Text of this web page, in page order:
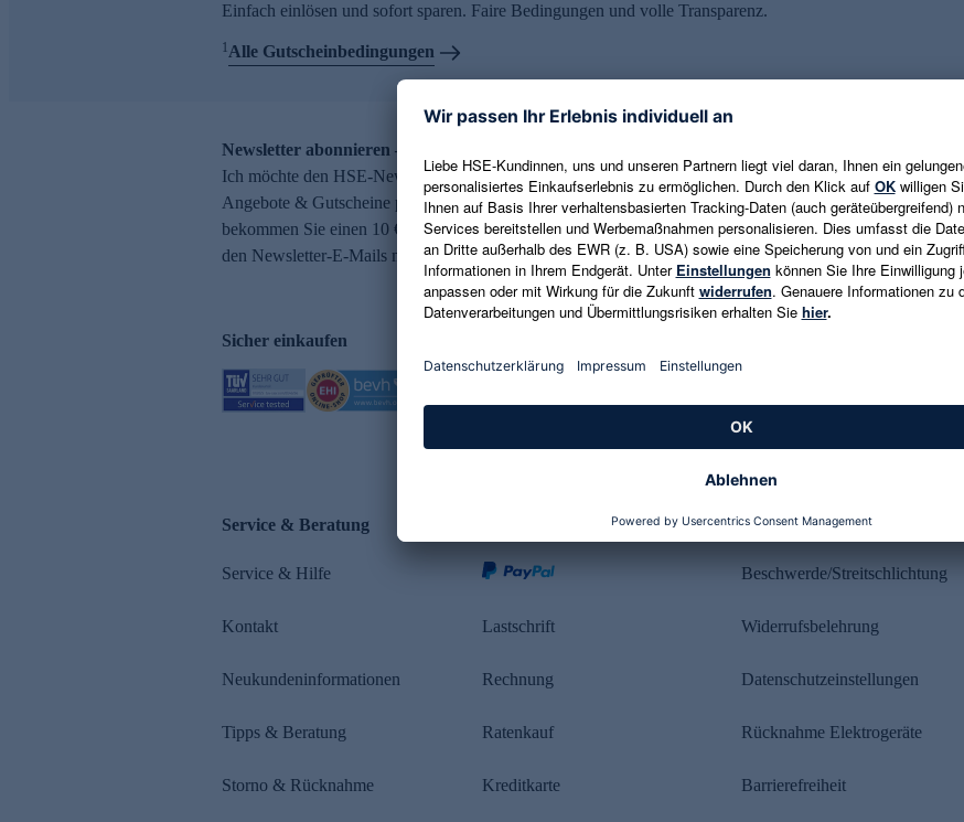
Einfach einlösen und sofort sparen. Faire Bedingungen und volle Transparenz.
1Alle Gutscheinbedingungen
Newsletter abonnieren – 10 € Gutschein erhalten
Ich möchte den HSE-Newsletter abonnieren und aktuelle Trends,
Angebote & Gutscheine per E-Mail erhalten. Als Dankeschön
bekommen Sie einen 10 € Gutschein. Eine Abmeldung ist jederzeit in
den Newsletter-E-Mails möglich.
E-Mail-Adresse eingeben
Es gelten die Datenschutzrichtlinien
Sicher einkaufen
Service & Beratung
Service & Hilfe
Kontakt
Neukundeninformationen
Tipps & Beratung
Storno & Rücknahme
Lastschrift
Rechnung
Ratenkauf
Kreditkarte
Rechtliches
Beschwerde/Streitschlichtung
Widerrufsbelehrung
Datenschutzeinstellungen
Rücknahme Elektrogeräte
Barrierefreiheit